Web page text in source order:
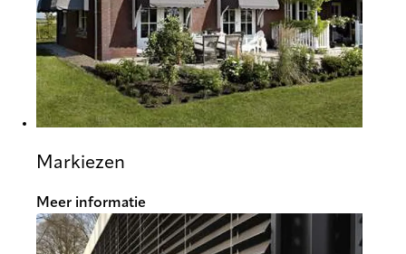
Markiezen
Meer informatie